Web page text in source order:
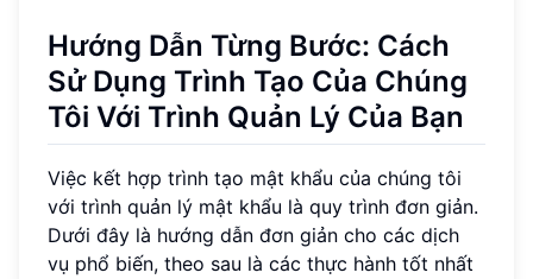
Hướng Dẫn Từng Bước: Cách
Sử Dụng Trình Tạo Của Chúng
Tôi Với Trình Quản Lý Của Bạn
Việc kết hợp trình tạo mật khẩu của chúng tôi
với trình quản lý mật khẩu là quy trình đơn giản.
Dưới đây là hướng dẫn đơn giản cho các dịch
vụ phổ biến, theo sau là các thực hành tốt nhất